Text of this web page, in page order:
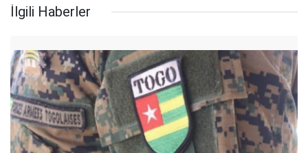
İlgili Haberler